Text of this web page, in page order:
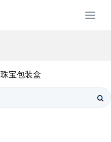
珠宝包装盒